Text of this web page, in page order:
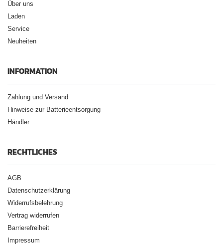
Über uns
Laden
Service
Neuheiten
INFORMATION
Zahlung und Versand
Hinweise zur Batterieentsorgung
Händler
RECHTLICHES
AGB
Datenschutzerklärung
Widerrufsbelehrung
Vertrag widerrufen
Barrierefreiheit
Impressum